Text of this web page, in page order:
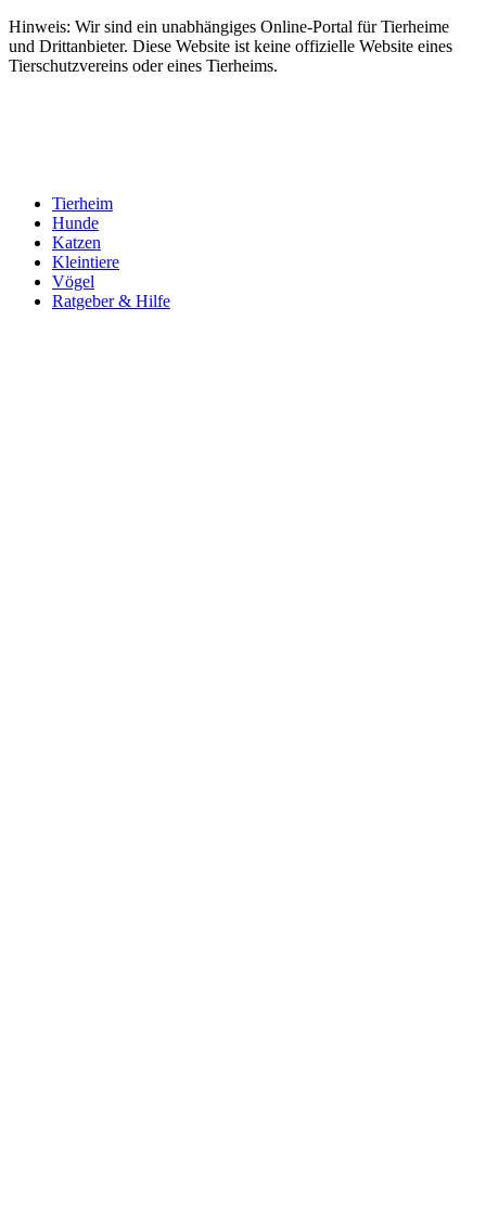
Hinweis: Wir sind ein unabhängiges Online-Portal für Tierheime
und Drittanbieter. Diese Website ist keine offizielle Website eines
Tierschutzvereins oder eines Tierheims.
Tierheim
Hunde
Katzen
Kleintiere
Vögel
Ratgeber & Hilfe